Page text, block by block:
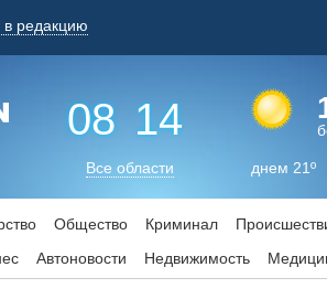
редакцию
08 14
Все области днем 21º
Общество Криминал
Aвтоновости Недвижимость